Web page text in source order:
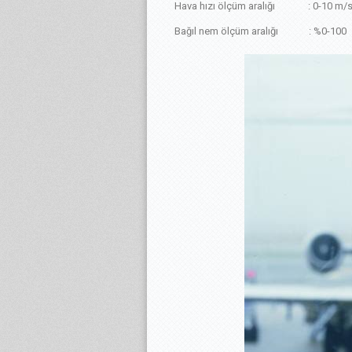
Hava hızı ölçüm aralığı : 0-10 m/s
Bağıl nem ölçüm aralığı : %0-100